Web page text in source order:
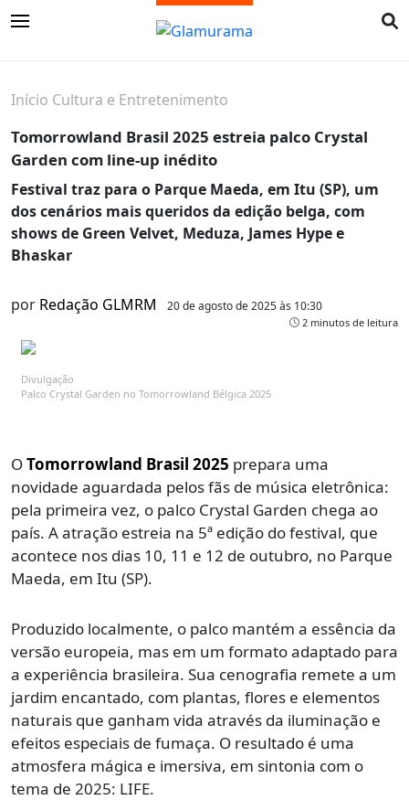
Início Cultura e Entretenimento
Tomorrowland Brasil 2025 estreia palco Crystal
Garden com line-up inédito
Festival traz para o Parque Maeda, em Itu (SP), um
dos cenários mais queridos da edição belga, com
shows de Green Velvet, Meduza, James Hype e
Bhaskar
por Redação GLMRM 20 de agosto de 2025 às 10:30
2 minutos de leitura
Divulgação
Palco Crystal Garden no Tomorrowland Bélgica 2025
OTomorrowland Brasil 2025 prepara uma
novidade aguardada pelos fãs de música eletrônica:
pela primeira vez, o palco Crystal Garden chega ao
país. A atração estreia na 5ª edição do festival, que
acontece nos dias 10, 11 e 12 de outubro, no Parque
Maeda, em Itu (SP).
Produzido localmente, o palco mantém a essência da
versão europeia, mas em um formato adaptado para
a experiência brasileira. Sua cenografia remete a um
jardim encantado, com plantas, flores e elementos
naturais que ganham vida através da iluminação e
efeitos especiais de fumaça. O resultado é uma
atmosfera mágica e imersiva, em sintonia com o
tema de 2025: LIFE.